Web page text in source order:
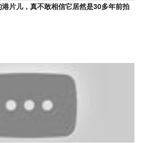
港片儿，真不敢相信它居然是30多年前拍